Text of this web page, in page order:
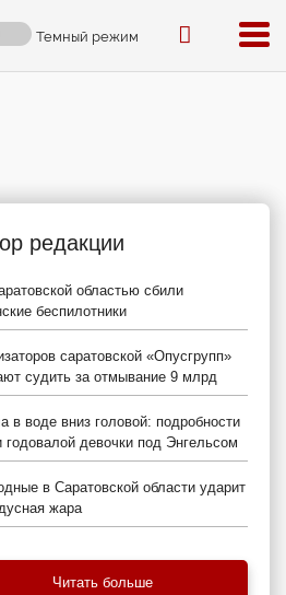
Темный режим
редакции
областью сбили
беспилотники
саратовской «Опусгрупп»
судить за отмывание 9 млрд
в воде вниз головой: подробности
годовалой девочки под Энгельсом
в Саратовской области ударит
жара
Читать больше